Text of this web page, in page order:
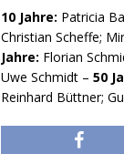
10 Jahre: Patricia
Christian Scheffe;
Jahre: Florian
Uwe Schmidt – 50
Reinhard Büttner;